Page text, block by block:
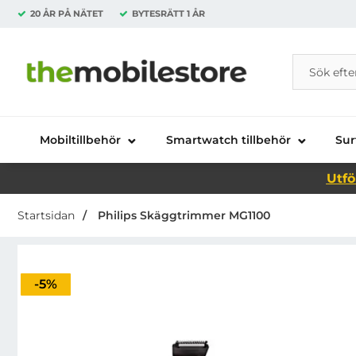
20 ÅR PÅ NÄTET BYTESRÄTT 1 ÅR
Startsidan för Danira Telecom AB
Sök
Sök på
Mobiltillbehör Smartwatch tillbehör
Startsidan Philips Skäggtrimmer MG1100
Priset är nedsatt med
-5%